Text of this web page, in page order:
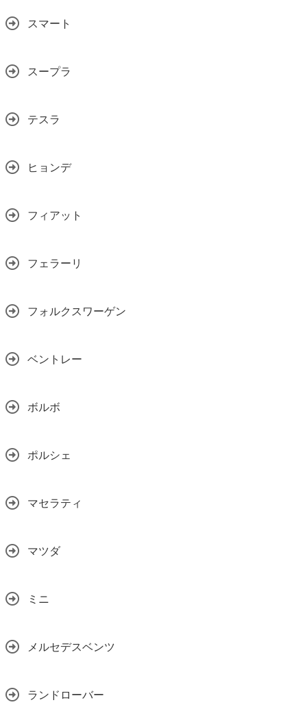
スマート
スープラ
テスラ
ヒョンデ
フィアット
フェラーリ
フォルクスワーゲン
ベントレー
ボルボ
ポルシェ
マセラティ
マツダ
ミニ
メルセデスベンツ
ランドローバー